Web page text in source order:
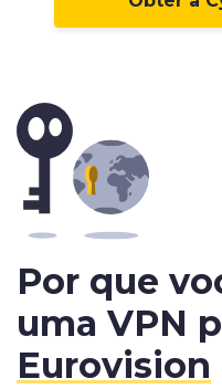
Por que
uma VPN
Eurovision